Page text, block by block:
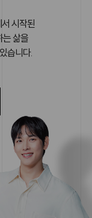
시작된
는 삶을
습니다.